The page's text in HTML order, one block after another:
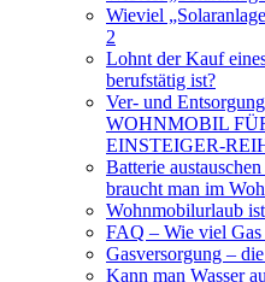
Wieviel
2
Lohnt der Kauf
berufstätig ist?
Ver- und
WOHNMOBIL
EINSTEIGER-
Batterie
braucht man im
Wohnmobilurlaub
FAQ – Wie viel Gas
Gasversorgung –
Kann man Wasser